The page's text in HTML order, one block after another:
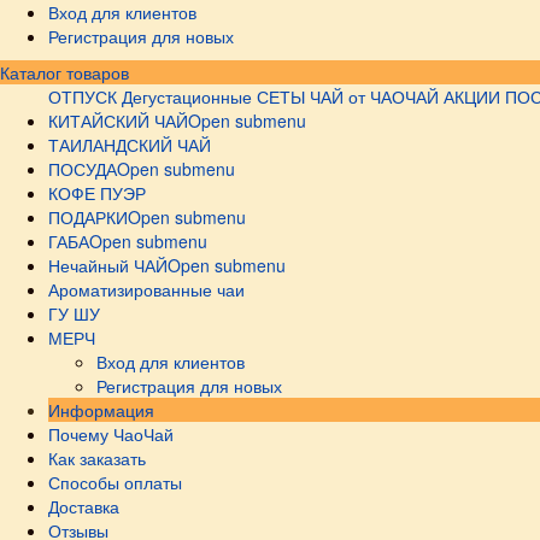
Вход для клиентов
Регистрация для новых
Каталог товаров
ОТПУСК Дегустационные СЕТЫ ЧАЙ от ЧАОЧАЙ АКЦИИ
КИТАЙСКИЙ ЧАЙOpen submenu
ТАИЛАНДСКИЙ ЧАЙ
ПОСУДАOpen submenu
КОФЕ ПУЭР
ПОДАРКИOpen submenu
ГАБАOpen submenu
Нечайный ЧАЙOpen submenu
Ароматизированные чаи
ГУ ШУ
МЕРЧ
Вход для клиентов
Регистрация для новых
Информация
Почему ЧаоЧай
Как заказать
Способы оплаты
Доставка
Отзывы